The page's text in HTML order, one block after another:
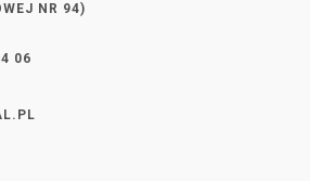
NR 94)
06